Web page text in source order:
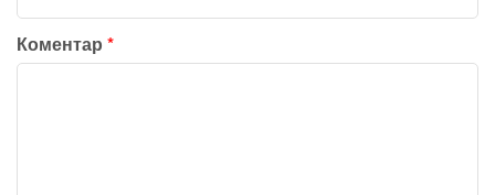
Коментар *